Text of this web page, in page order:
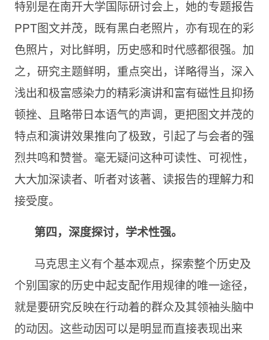
特别是在南开大学国际研讨会上，她的专题报告
PPT图文并茂，既有黑白老照片，亦有现在的彩
色照片，对比鲜明，历史感和时代感都很强。加
之，研究主题鲜明，重点突出，详略得当，深入
浅出和极富感染力的精彩演讲和富有磁性且抑扬
顿挫、且略带日本语气的声调，更把图文并茂的
特点和演讲效果推向了极致，引起了与会者的强
烈共鸣和赞誉。毫无疑问这种可读性、可视性，
大大加深读者、听者对该著、读报告的理解力和
接受度。
第四，深度探讨，学术性强。
马克思主义有个基本观点，探索整个历史及
个别国家的历史中起支配作用规律的唯一途径，
就是要研究反映在行动着的群众及其领袖头脑中
的动因。这些动因可以是明显而直接表现出来